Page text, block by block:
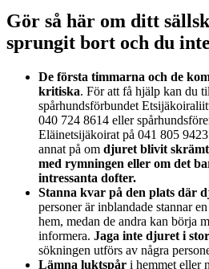
Gör så här om ditt
sprungit bort och du
De första timmarna och de
kritiska. För att få hjälp kan du
spårhundsförbundet
040 724 8614 eller
Eläinetsijäkoirat på 041 805
annat på om djuret blivit skrämt
med rymningen eller om det
intressanta dofter.
Stanna kvar på den plats där
personer är inblandade stannar
hem, medan de andra kan börja
informera. Jaga inte djuret i
sökningen utförs av några
Lämna luktspår i hemmet eller